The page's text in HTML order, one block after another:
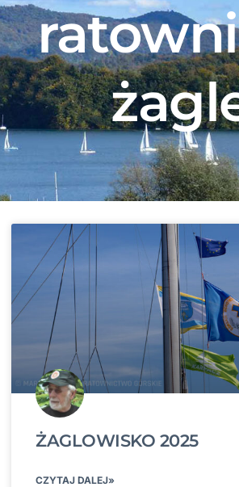
ŻAGLOWISKO 2025
CZYTAJ DALEJ»